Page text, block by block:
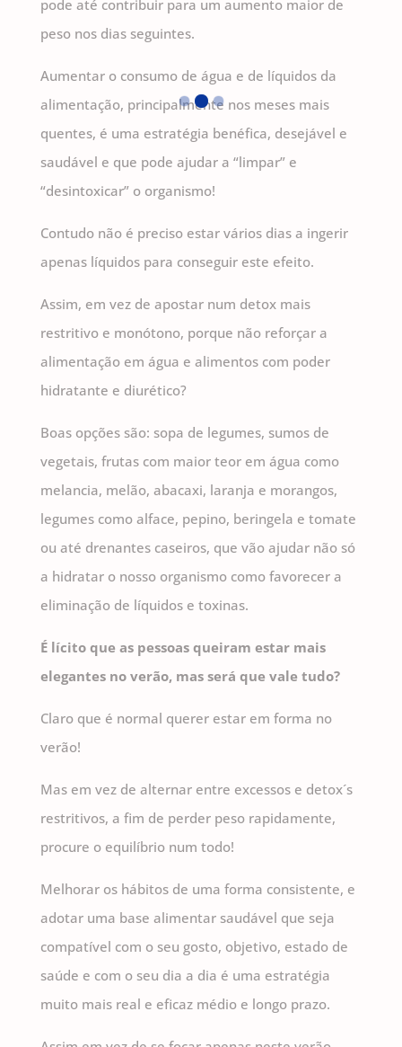
pode até contribuir para um aumento maior de
peso nos dias seguintes.
Aumentar o consumo de água e de líquidos da
alimentação, principalmente nos meses mais
quentes, é uma estratégia benéfica, desejável e
saudável e que pode ajudar a “limpar” e
“desintoxicar” o organismo!
Contudo não é preciso estar vários dias a ingerir
apenas líquidos para conseguir este efeito.
Assim, em vez de apostar num detox mais
restritivo e monótono, porque não reforçar a
alimentação em água e alimentos com poder
hidratante e diurético?
Boas opções são: sopa de legumes, sumos de
vegetais, frutas com maior teor em água como
melancia, melão, abacaxi, laranja e morangos,
legumes como alface, pepino, beringela e tomate
ou até drenantes caseiros, que vão ajudar não só
a hidratar o nosso organismo como favorecer a
eliminação de líquidos e toxinas.
É lícito que as pessoas queiram estar mais
elegantes no verão, mas será que vale tudo?
Claro que é normal querer estar em forma no
verão!
Mas em vez de alternar entre excessos e detox´s
restritivos, a fim de perder peso rapidamente,
procure o equilíbrio num todo!
Melhorar os hábitos de uma forma consistente, e
adotar uma base alimentar saudável que seja
compatível com o seu gosto, objetivo, estado de
saúde e com o seu dia a dia é uma estratégia
muito mais real e eficaz médio e longo prazo.